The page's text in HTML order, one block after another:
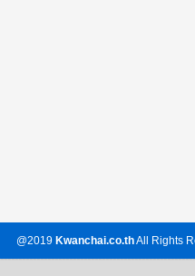
@2019 Kwanchai.co.thAll Rights